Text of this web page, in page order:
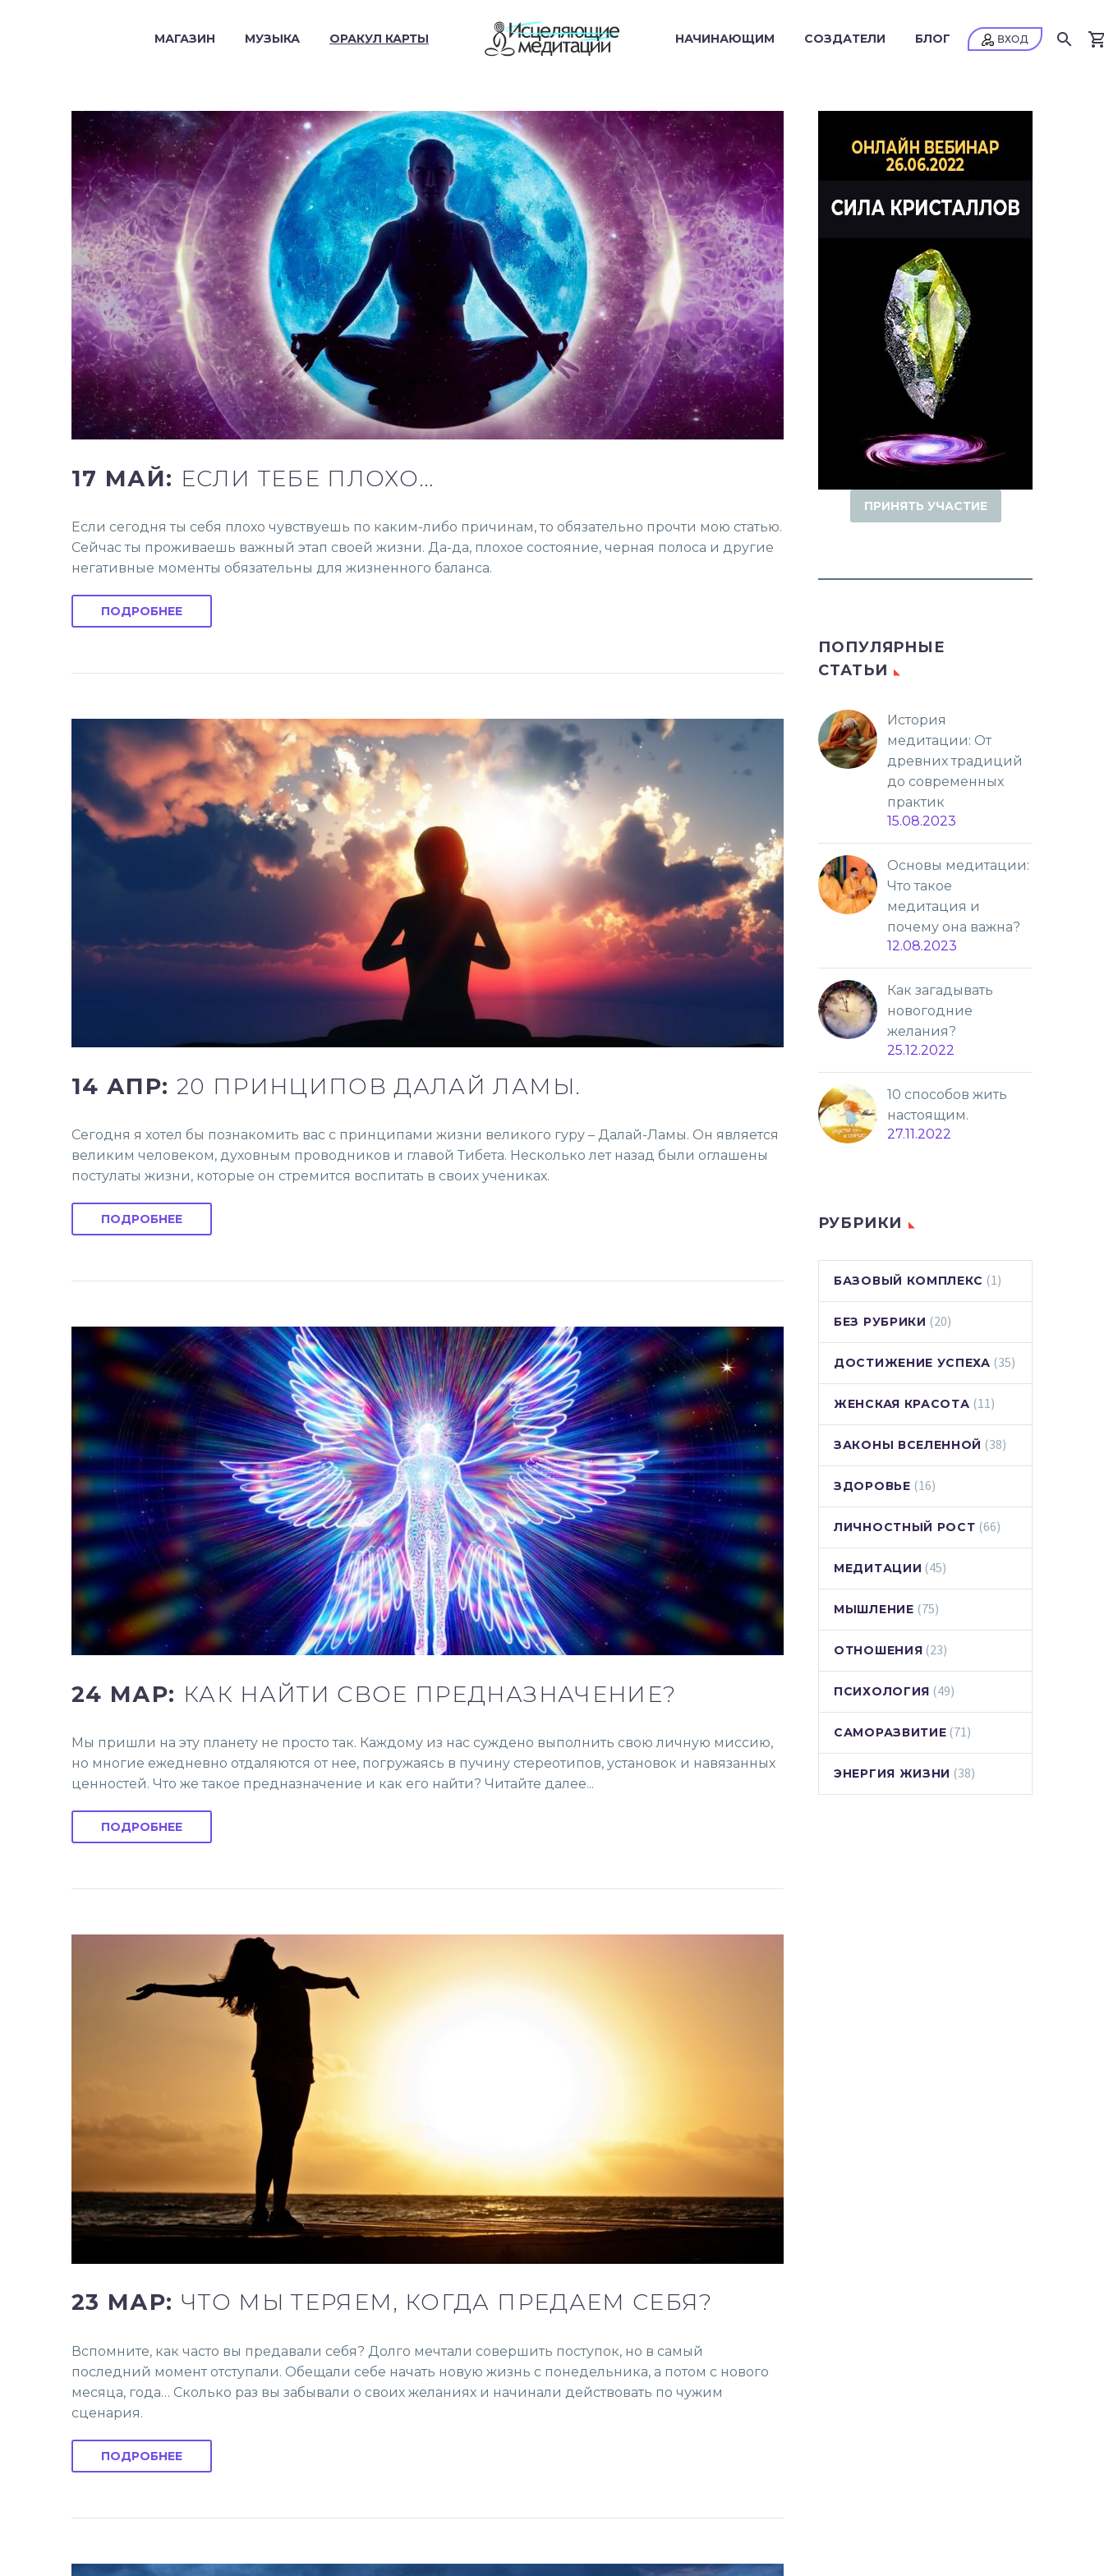
МАГАЗИН МУЗЫКА ОРАКУЛ КАРТЫ НАЧИНАЮЩИМ СОЗДАТЕЛИ БЛОГ
17 МАЙ: ЕСЛИ ТЕБЕ ПЛОХО…
Если сегодня ты себя плохо чувствуешь по каким-либо причинам, то обязательно прочти мою статью.
Сейчас ты проживаешь важный этап своей жизни. Да-да, плохое состояние, черная полоса и другие
негативные моменты обязательны для жизненного баланса.
ПОДРОБНЕЕ
14 АПР: 20 ПРИНЦИПОВ ДАЛАЙ ЛАМЫ.
Сегодня я хотел бы познакомить вас с принципами жизни великого гуру – Далай-Ламы. Он является
великим человеком, духовным проводников и главой Тибета. Несколько лет назад были оглашены
постулаты жизни, которые он стремится воспитать в своих учениках.
ПОДРОБНЕЕ
24 МАР: КАК НАЙТИ СВОЕ ПРЕДНАЗНАЧЕНИЕ?
Мы пришли на эту планету не просто так. Каждому из нас суждено выполнить свою личную миссию,
но многие ежедневно отдаляются от нее, погружаясь в пучину стереотипов, установок и навязанных
ценностей. Что же такое предназначение и как его найти? Читайте далее...
ПОДРОБНЕЕ
23 МАР: ЧТО МЫ ТЕРЯЕМ, КОГДА ПРЕДАЕМ СЕБЯ?
Вспомните, как часто вы предавали себя? Долго мечтали совершить поступок, но в самый
последний момент отступали. Обещали себе начать новую жизнь с понедельника, а потом с нового
месяца, года… Сколько раз вы забывали о своих желаниях и начинали действовать по чужим
сценария.
ПОДРОБНЕЕ
ПРИНЯТЬ УЧАСТИЕ
ПОПУЛЯРНЫЕ
СТАТЬИ
История
медитации: От
древних традиций
до современных
практик
15.08.2023
Основы медитации:
Что такое
медитация и
почему она важна?
12.08.2023
Как загадывать
новогодние
желания?
25.12.2022
10 способов жить
настоящим.
27.11.2022
РУБРИКИ
БАЗОВЫЙ КОМПЛЕКС (1)
БЕЗ РУБРИКИ (20)
ДОСТИЖЕНИЕ УСПЕХА (35)
ЖЕНСКАЯ КРАСОТА (11)
ЗАКОНЫ ВСЕЛЕННОЙ (38)
ЗДОРОВЬЕ (16)
ЛИЧНОСТНЫЙ РОСТ (66)
МЕДИТАЦИИ (45)
МЫШЛЕНИЕ (75)
ОТНОШЕНИЯ (23)
ПСИХОЛОГИЯ (49)
САМОРАЗВИТИЕ (71)
ЭНЕРГИЯ ЖИЗНИ (38)